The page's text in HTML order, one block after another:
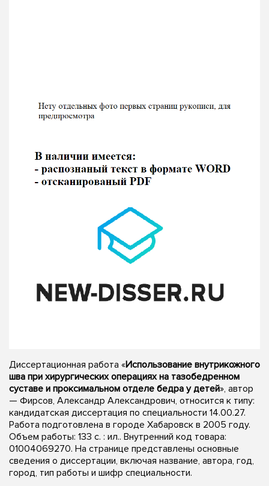
Диссертационная работа «Использование внутрикожного
шва при хирургических операциях на тазобедренном
суставе и проксимальном отделе бедра у детей», автор
— Фирсов, Александр Александрович, относится к типу:
кандидатская диссертация по специальности 14.00.27.
Работа подготовлена в городе Хабаровск в 2005 году.
Объем работы: 133 с. : ил.. Внутренний код товара:
01004069270. На странице представлены основные
сведения о диссертации, включая название, автора, год,
город, тип работы и шифр специальности.